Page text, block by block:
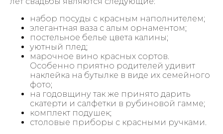
набор посуды с красным наполнителем;
элегантная ваза с алым орнаментом;
постельное белье цвета калины;
уютный плед;
марочное вино красных сортов.
Особенно приятно родителей удивит
наклейка на бутылке в виде их семейного
фото;
на годовщину так же принято дарить
скатерти и салфетки в рубиновой гамме;
комплект подушек;
столовые приборы с красными ручками.